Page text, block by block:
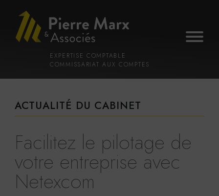
gestion
contenu
EXPERTISE COMPTABLE
COMMISSARIAT AUX COMPTES
ACTUALITÉ DU CABINET
Facilitez le pilotage de
votre entreprise avec
Netexcom